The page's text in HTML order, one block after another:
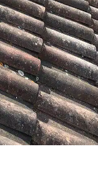
/ démoussage